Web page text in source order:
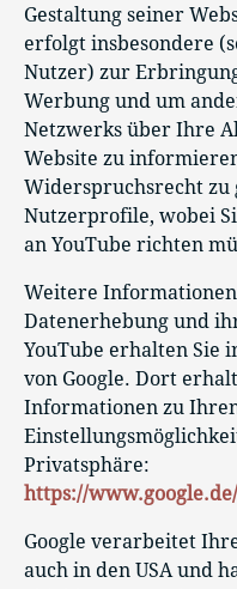
Gestaltung seiner
erfolgt insbesondere
Nutzer) zur
Werbung und um
Netzwerks über Ihre
Website zu
Widerspruchsrecht zu
Nutzerprofile, wobei
an YouTube richten
Weitere
Datenerhebung und
YouTube erhalten Sie
von Google. Dort
Informationen zu
Privatsphäre:
https://
Google verarbeitet
auch in den USA und